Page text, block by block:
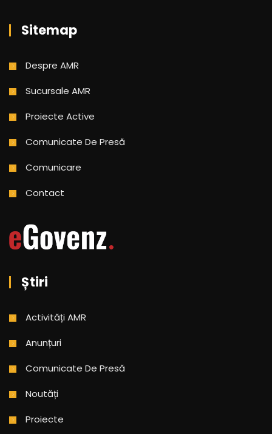
Sitemap
Despre AMR
Sucursale AMR
Proiecte Active
Comunicate De Presă
Comunicare
Contact
Știri
Activități AMR
Anunțuri
Comunicate De Presă
Noutăți
Proiecte